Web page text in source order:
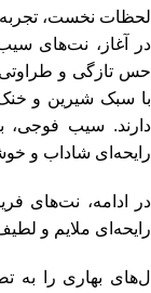
لحظات نخست،
در آغاز، نت‌های
حس تازگی و طراوتی
با سبک شیرین و
دارند. سیب فوجی،
رایحه‌ای شاداب و
در ادامه، نت‌های
رایحه‌ای ملایم و
ل‌های بهاری را به